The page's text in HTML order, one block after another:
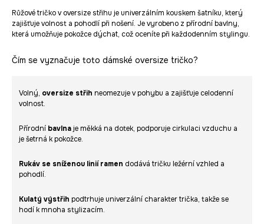
Růžové tričko v oversize střihu je univerzálním kouskem šatníku, který
zajišťuje volnost a pohodlí při nošení. Je vyrobeno z přírodní bavlny,
která umožňuje pokožce dýchat, což oceníte při každodenním stylingu.
Čím se vyznačuje toto dámské oversize tričko?
Volný, oversize střih neomezuje v pohybu a zajišťuje celodenní
volnost.
Přírodní bavlnaje měkká na dotek, podporuje cirkulaci vzduchu a
je šetrná k pokožce.
Rukáv se sníženou linií ramen dodává tričku ležérní vzhled a
pohodlí.
Kulatý výstřih podtrhuje univerzální charakter trička, takže se
hodí k mnoha stylizacím.